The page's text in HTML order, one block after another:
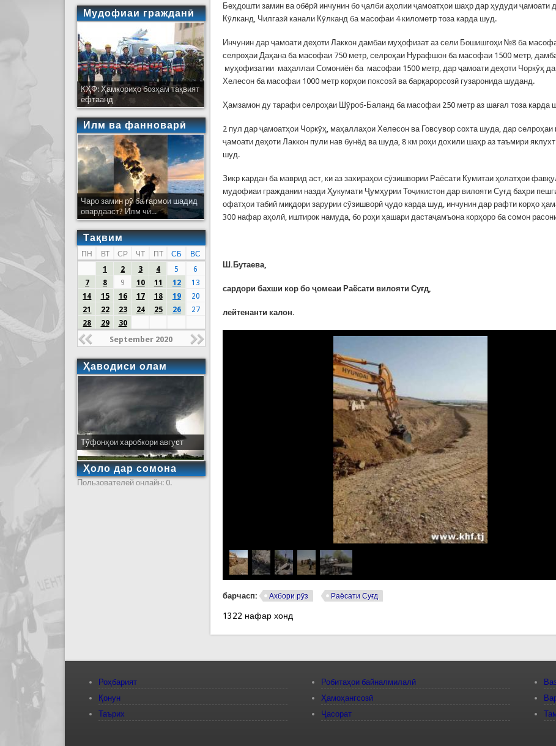
Беҳдошти замин ва обёрӣ инчунин бо ҷалби аҳолии ҷамоатҳои шаҳр дар ҳудуди ҷамоати
Кӯлканд, Чилгазӣ канали Кӯлканд ба масофаи 4 километр тоза карда шуд.
Инчунин дар ҷамоати деҳоти Лаккон дамбаи муҳофизат аз сели Бошишгоҳи №8 ба
селроҳаи Даҳана ба масофаи 750 метр, селроҳаи Нурафшон ба масофаи 1500 метр,
муҳофизатии маҳаллаи Сомониён ба масофаи 1500 метр, дар ҷамоати деҳоти Чоркӯҳ
Хелесон ба масофаи 1000 метр корҳои поксозӣ ва барқарорсозӣ гузаронида шуданд.
Ҳамзамон ду тарафи селроҳаи Шӯроб-Баланд ба масофаи 250 метр аз шағал тоза карда
2 пул дар ҷамоатҳои Чоркӯҳ, маҳаллаҳои Хелесон ва Говсувор сохта шуда, дар селроҳаи
ҷамоати деҳоти Лаккон пули нав бунёд ва шуда, 8 км роҳи дохили шаҳр аз таъмири
шуд.
Зикр кардан ба маврид аст, ки аз захираҳои сӯзишвории Раёсати Кумитаи ҳолатҳои
мудофиаи граждании назди Ҳукумати Ҷумҳурии Тоҷикистон дар вилояти Суғд баҳри
офатҳои табиӣ миқдори зарурии сӯзишворӣ ҷудо карда шуд, инчунин дар рафти корҳо
300 нафар аҳолӣ, иштирок намуда, бо роҳи ҳашари дастаҷамъона корҳоро ба сомон
Ш.Бутаева
сардори бахши кор бо ҷомеаи Раёсати вилояти Суғд
лейтенанти калон.
барчасп: Ахбори рӯз Раёсати Суғд
1322 нафар хонд
Мудофиаи гражданӣ
КҲФ: Ҳамкориҳо бозҳам тақвият
ёфтаанд
Илм ва фанноварӣ
Чаро замин рӯ ба гармои шадид
овардааст? Илм чӣ...
Тақвим
ПН ВТ СР ЧТ ПТ СБ
ВС
1
2 3 4 5
6
7
8 9 10 11 12
13
14
15 16 17 18 19
20
21
22 23 24 25 26
27
28
29 30
September 2020
Ҳаводиси олам
Тӯфонҳои харобкори август
Ҳоло дар сомона
Пользователей онлайн: 0.
Роҳбарият
Қонун
Таърих
Робитаҳои байналмилалӣ
Ҳамоҳангсозӣ
Ҷасорат